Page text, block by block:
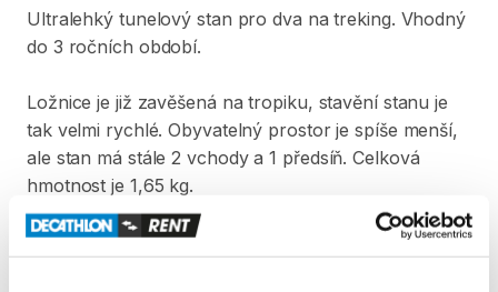
Ultralehký tunelový stan pro dva na treking. Vhodný
do 3 ročních období.
Ložnice je již zavěšená na tropiku​​​​​,​ stavění stanu je
tak velmi rychlé. Obyvatelný prostor je spíše menší​​​​​,​
ale stan má stále 2 vchody a 1 předsíň. Celková
hmotnost je 1​​,​​65 kg.
Strona produktu w sklepie